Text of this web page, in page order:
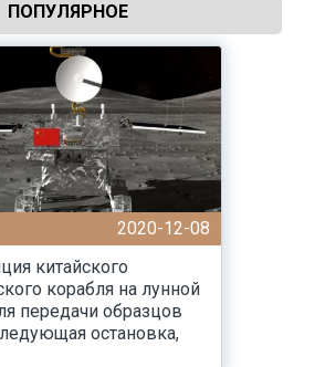
ПОПУЛЯРНОЕ
2020-12-08
китайского
корабля на лунной
передачи образцов
остановка,